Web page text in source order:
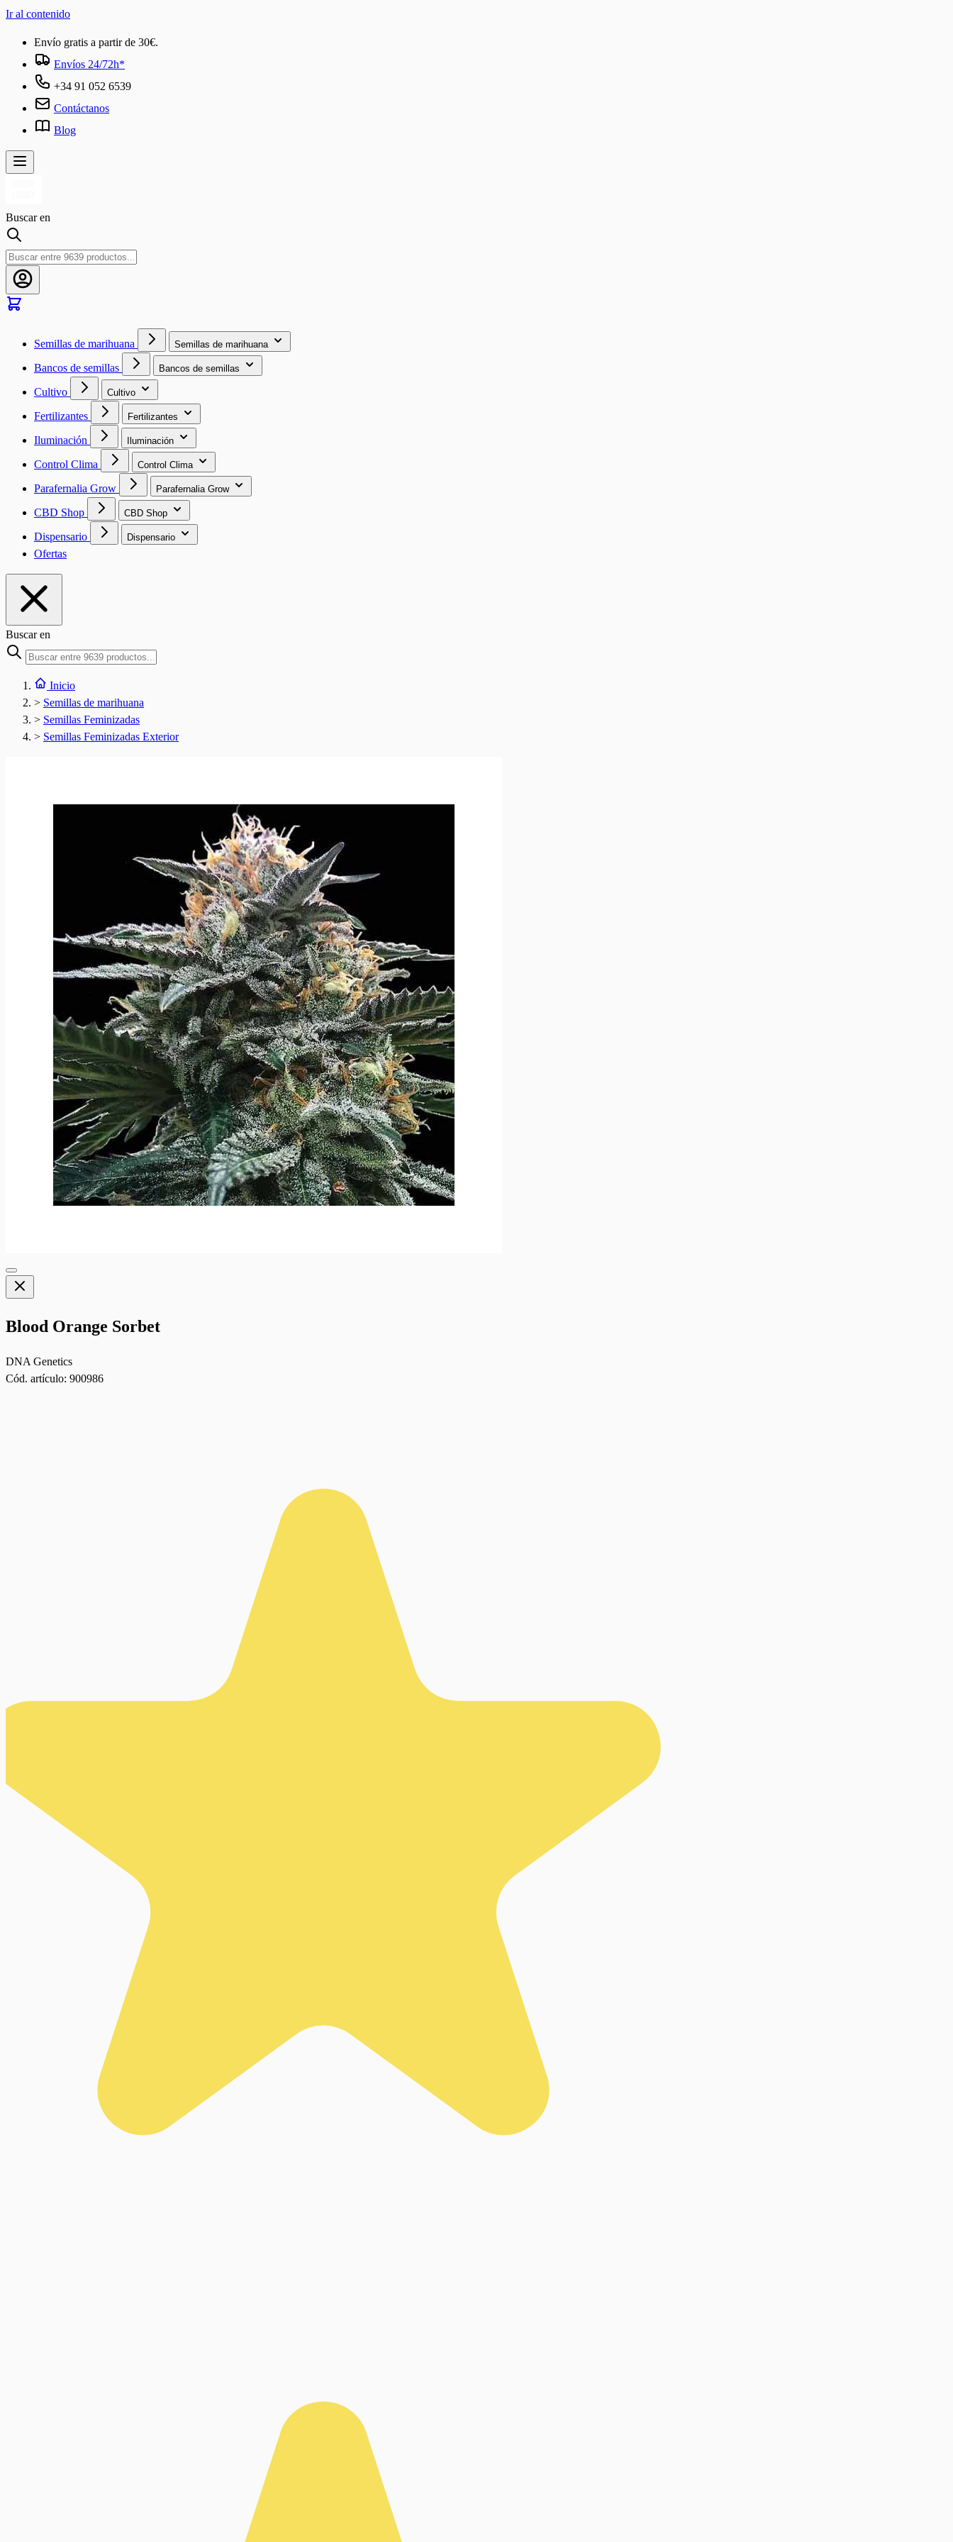
Ir al contenido
Envío gratis a partir de 30€.
Envíos 24/72h*
+34 91 052 6539
Contáctanos
Blog
Buscar en
Semillas de marihuana Semillas de marihuana
Bancos de semillas Bancos de semillas
Cultivo Cultivo
Fertilizantes Fertilizantes
Iluminación Iluminación
Control Clima Control Clima
Parafernalia Grow Parafernalia Grow
CBD Shop CBD Shop
Dispensario Dispensario
Ofertas
Buscar en
Inicio
> Semillas de marihuana
> Semillas Feminizadas
> Semillas Feminizadas Exterior
Blood Orange Sorbet
DNA Genetics
Cód. artículo: 900986